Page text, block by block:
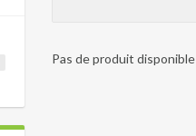
Pas de produit disponible